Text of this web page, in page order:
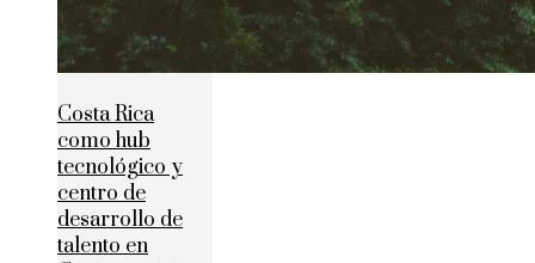
Costa Rica
como hub
tecnológico y
centro de
desarrollo de
talento en